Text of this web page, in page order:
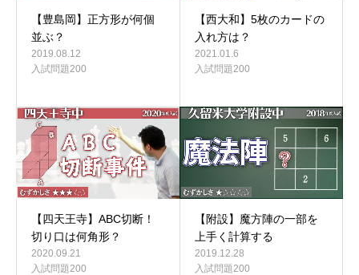
【豊島岡】正方形が何個
並ぶ？
2019.08.12
入試問題200
【西大和】5枚のカードの
入れ方は？
2021.01.6
入試問題200
【四天王寺】ABC切断！
切り口は何角形？
2020.09.21
入試問題200
【附設】魔方陣の一部を
上手く計算する
2019.12.28
入試問題200